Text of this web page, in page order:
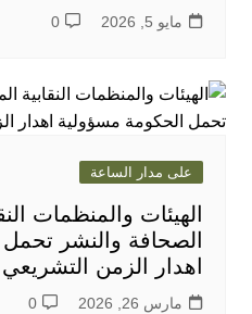
مايو 5, 2026 0
على مدار الساعة
الهيئات والمنظمات
الصحافة والنشر
اهدار الزمن التشريعي
مارس 26, 2026 0